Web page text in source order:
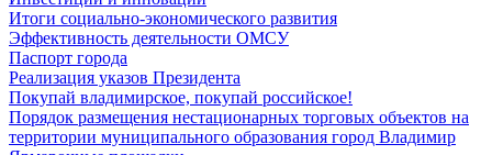
Итоги социально-экономического развития
Эффективность деятельности ОМСУ
Паспорт города
Реализация указов Президента
Покупай владимирское, покупай российское!
Порядок размещения нестационарных торговых объектов на
территории муниципального образования город Владимир